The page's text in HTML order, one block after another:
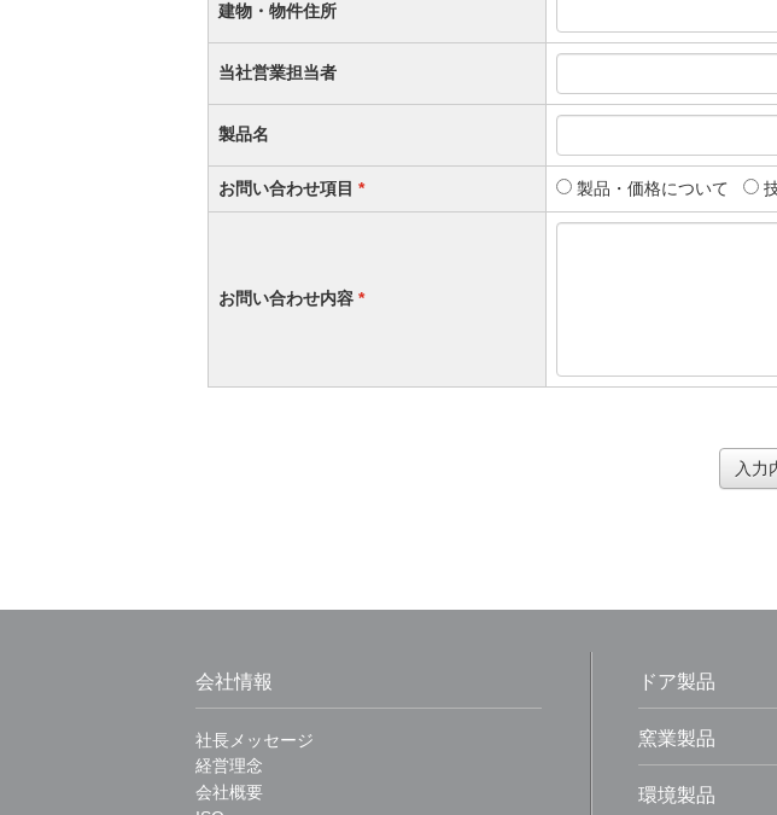
建物・物件住所
当社営業担当者
製品名
お問い合わせ項目 * 製品・価格について
お問い合わせ内容 *
会社情報
社長メッセージ
経営理念
会社概要
ドア製品
窯業製品
環境製品